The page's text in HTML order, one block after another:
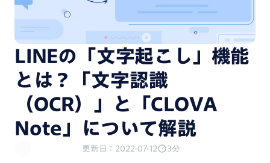
LINEの「文字起こし」機能
とは？「文字認識
（OCR）」と「CLOVA
Note」について解説
更新日：2022-07-12 3分